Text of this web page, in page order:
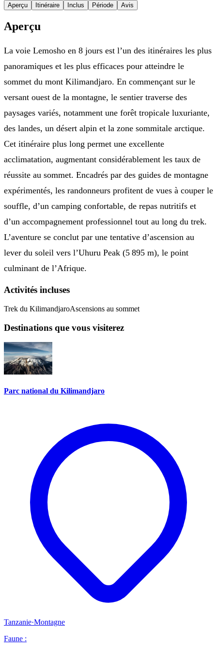
Aperçu Itinéraire Inclus Période Avis
Aperçu
La voie Lemosho en 8 jours est l’un des itinéraires les plus
panoramiques et les plus efficaces pour atteindre le
sommet du mont Kilimandjaro. En commençant sur le
versant ouest de la montagne, le sentier traverse des
paysages variés, notamment une forêt tropicale luxuriante,
des landes, un désert alpin et la zone sommitale arctique.
Cet itinéraire plus long permet une excellente
acclimatation, augmentant considérablement les taux de
réussite au sommet. Encadrés par des guides de montagne
expérimentés, les randonneurs profitent de vues à couper le
souffle, d’un camping confortable, de repas nutritifs et
d’un accompagnement professionnel tout au long du trek.
L’aventure se conclut par une tentative d’ascension au
lever du soleil vers l’Uhuru Peak (5 895 m), le point
culminant de l’Afrique.
Activités incluses
Trek du KilimandjaroAscensions au sommet
Destinations que vous visiterez
Parc national du Kilimandjaro
Tanzanie·Montagne
Faune :